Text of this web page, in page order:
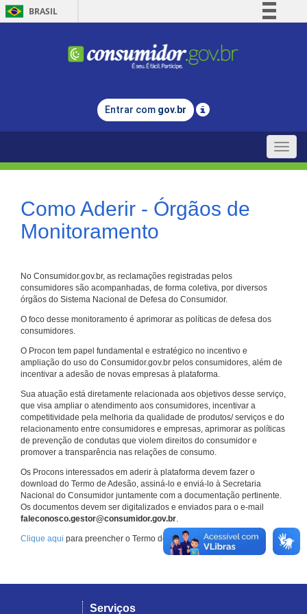
BRASIL
Comunica BR
Legislação
Entrar com gov.br
Toggle
Como Aderir - Órgãos de
Monitoramento
No Consumidor.gov.br, as reclamações registradas pelos
consumidores são acompanhadas, de forma coletiva, por diversos
órgãos do Sistema Nacional de Defesa do Consumidor.
O foco desse monitoramento é aprimorar as políticas de defesa dos
consumidores.
O Procon tem papel fundamental e estratégico no incentivo e
ampliação do uso do Consumidor.gov.br pelos consumidores, além de
incentivar a adesão de novas empresas à plataforma.
Sua atuação está diretamente relacionada aos objetivos desse serviço,
que visa ampliar o atendimento aos consumidores, incentivar a
competitividade pela melhoria da qualidade de produtos/ serviços e do
relacionamento entre consumidores e empresas, aprimorar as políticas
de prevenção de condutas que violem direitos do consumidor e
promover a transparência nas relações de consumo.
Os Procons interessados em aderir à plataforma devem fazer o
download do Termo de Adesão, assiná-lo e enviá-lo à Secretaria
Nacional do Consumidor juntamente com a documentação pertinente.
Os documentos devem ser digitalizados e enviados para o e-mail
faleconosco.gestor@consumidor.gov.br.
Clique aqui para preencher o Termo de Adesão.
Serviços